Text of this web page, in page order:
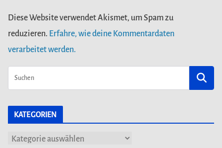
Diese Website verwendet Akismet, um Spam zu
reduzieren. Erfahre, wie deine Kommentardaten
verarbeitet werden.
KATEGORIEN
K